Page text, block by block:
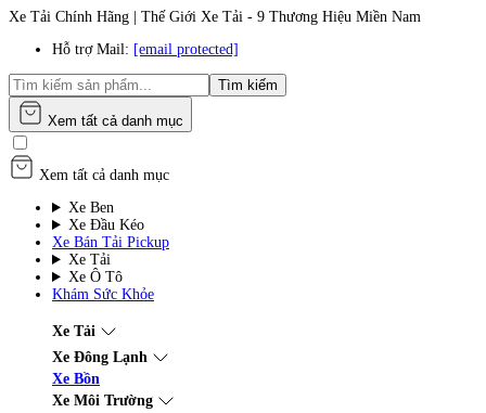
Xe Tải Chính Hãng | Thế Giới Xe Tải - 9 Thương Hiệu Miền Nam
Hỗ trợ Mail: [email protected]
Tìm kiếm
Xem tất cả danh mục
Xem tất cả danh mục
Xe Ben
Xe Đầu Kéo
Xe Bán Tải Pickup
Xe Tải
Xe Ô Tô
Khám Sức Khỏe
Xe Tải
Xe Đông Lạnh
Xe Bồn
Xe Môi Trường